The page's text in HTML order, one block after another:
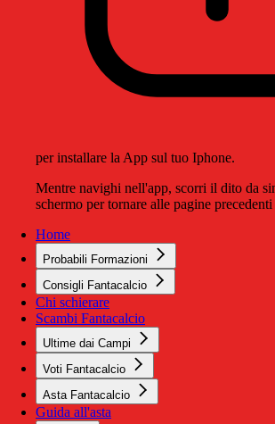
per installare la App sul tuo Iphone.
Mentre navighi nell'app, scorri il dito da
schermo per tornare alle pagine precedenti
Home
Probabili Formazioni
Consigli Fantacalcio
Chi schierare
Scambi Fantacalcio
Ultime dai Campi
Voti Fantacalcio
Asta Fantacalcio
Guida all'asta